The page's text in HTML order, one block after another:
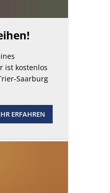
ist kostenlos
Saarburg
ERFAHREN